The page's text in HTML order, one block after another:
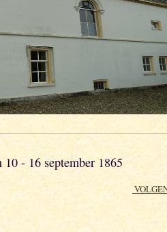
10 - 16 september 1865